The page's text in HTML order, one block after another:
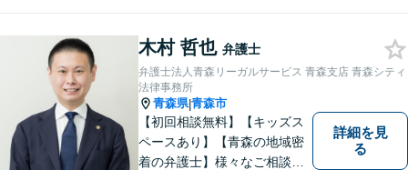
い。 皆様が抱えている問題に
真摯に向き合い、ともに解決
いたします。
木村 哲也 弁護士
弁護士法人青森リーガルサービス 青森支店 青森シティ
法律事務所
青森県|青森市
【初回相談無料】【キッズス
ペースあり】【青森の地域密
着の弁護士】様々なご相談・
詳細を見
る